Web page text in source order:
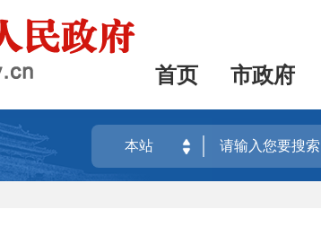
首页 市政府
本站